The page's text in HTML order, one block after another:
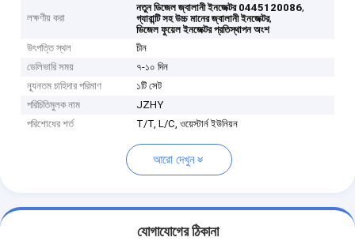
লক্ষণীয় করা
নতুন ডিজেল জ্বালানী ইনজেক্টর 0445120086,
গ্যারান্টি সহ উচ্চ মানের জ্বালানী ইনজেক্টর,
ডিজেল ফুয়েল ইনজেক্টর প্রতিস্থাপন অংশ
উৎপত্তি স্থল
চীন
ডেলিভারি সময়
৭-১০ দিন
ন্যূনতম চাহিদার পরিমাণ
১টি সেট
পরিচিতিমুলক নাম
JZHY
পরিশোধের শর্ত
T/T, L/C, ওয়েস্টার্ন ইউনিয়ন
আরো দেখুন
যোগাযোগের ঠিকানা